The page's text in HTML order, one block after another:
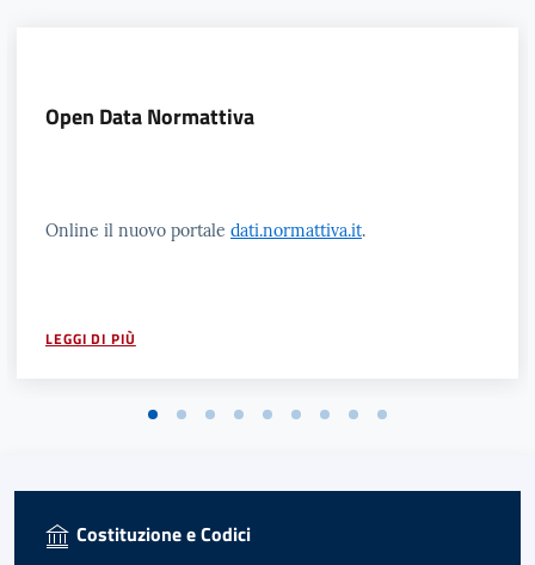
Open Data Normattiva
Online il nuovo portale dati.normattiva.it.
LEGGI DI PIÙ
Costituzione e Codici